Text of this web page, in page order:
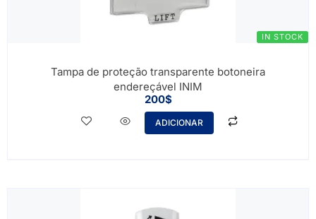
IN STOCK
Tampa de proteção transparente botoneira
endereçável INIM
200$
ADICIONAR